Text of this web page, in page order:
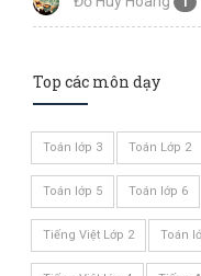
Top các môn dạy
Toán lớp 3 Toán Lớp 2
Toán lớp 5 Toán lớp 6
Tiếng Việt Lớp 2 Toán